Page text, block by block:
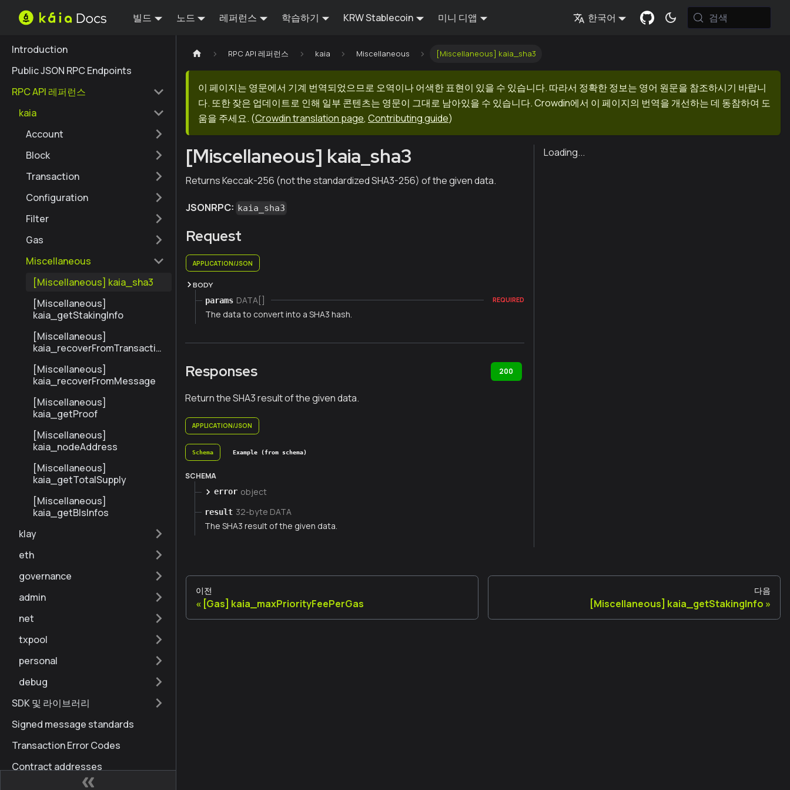
빌드 노드 레퍼런스 학습하기 KRW Stablecoin 미니 디앱 한국어 검색
Introduction
Public JSON RPC Endpoints
RPC API 레퍼런스
kaia
Account
Block
Transaction
Configuration
Filter
Gas
Miscellaneous
[Miscellaneous] kaia_sha3
[Miscellaneous]
kaia_getStakingInfo
[Miscellaneous]
kaia_recoverFromTransactio
[Miscellaneous]
kaia_recoverFromMessage
[Miscellaneous]
kaia_getProof
[Miscellaneous]
kaia_nodeAddress
[Miscellaneous]
kaia_getTotalSupply
[Miscellaneous]
kaia_getBlsInfos
klay
eth
governance
admin
net
txpool
personal
debug
SDK 및 라이브러리
Signed message standards
Transaction Error Codes
Contract addresses
RPC API 레퍼런스 kaia Miscellaneous [Miscellaneous] kaia_sha3
이 페이지는 영문에서 기계 번역되었으므로 오역이나 어색한 표현이 있을 수 있습니다. 따라서 정확한 정보는 영어 원문을 참조하시기 바랍니
다. 또한 잦은 업데이트로 인해 일부 콘텐츠는 영문이 그대로 남아있을 수 있습니다. Crowdin에서 이 페이지의 번역을 개선하는 데 동참하여 도
움을 주세요. (Crowdin translation page, Contributing guide)
[Miscellaneous] kaia_sha3
Returns Keccak-256 (not the standardized SHA3-256) of the given data.
JSONRPC: kaia_sha3
Request
APPLICATION/JSON
BODY
params DATA[] REQUIRED
The data to convert into a SHA3 hash.
Responses 200
Return the SHA3 result of the given data.
APPLICATION/JSON
Schema Example (from schema)
SCHEMA
error object
result 32-byte DATA
The SHA3 result of the given data.
Loading...
이전
[Gas] kaia_maxPriorityFeePerGas
다음
[Miscellaneous] kaia_getStakingInfo